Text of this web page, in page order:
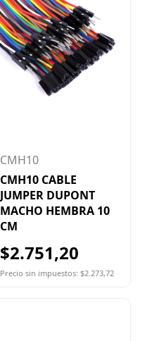
CMH10
CMH10 CABLE
JUMPER DUPONT
MACHO HEMBRA 10
CM
$2.751,20
Precio sin impuestos: $2.273,72